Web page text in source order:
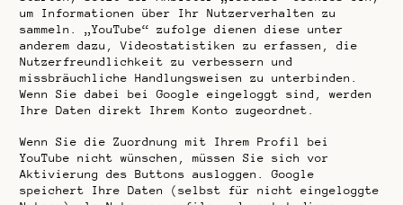
um Informationen über Ihr Nutzerverhalten zu
sammeln. „YouTube“ zufolge dienen diese unter
anderem dazu, Videostatistiken zu erfassen, die
Nutzerfreundlichkeit zu verbessern und
missbräuchliche Handlungsweisen zu unterbinden.
Wenn Sie dabei bei Google eingeloggt sind, werden
Ihre Daten direkt Ihrem Konto zugeordnet.
Wenn Sie die Zuordnung mit Ihrem Profil bei
YouTube nicht wünschen, müssen Sie sich vor
Aktivierung des Buttons ausloggen. Google
speichert Ihre Daten (selbst für nicht eingeloggte